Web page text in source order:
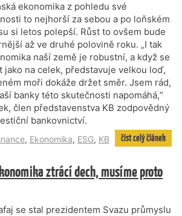
ekonomika z pohledu své
to nejhorší za sebou a po loňském
si letos polepší. Růst to ovšem bude
až ve druhé polovině roku. „I tak
naší země je robustní, a když se
jako na celek, představuje velkou loď,
moři dokáže držet směr. Jsem rád,
banky této skutečnosti napomáhá,“
člen představenstva KB zodpovědný
bankovnictví.
, Ekonomika, ESG, KB číst celý článek
ztrácí dech, musíme proto
se stal prezidentem Svazu průmyslu